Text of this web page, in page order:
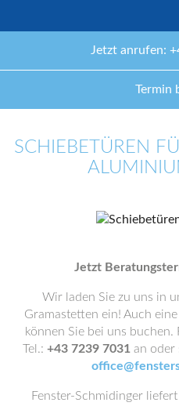
Jetzt anrufen:
Termin
SCHIEBETÜREN
Jetzt
Wir laden Sie zu uns in
Gramastetten ein! Auch
können Sie bei uns
Tel.: +43 7239 7031 an oder
Fenster-Schmidinger